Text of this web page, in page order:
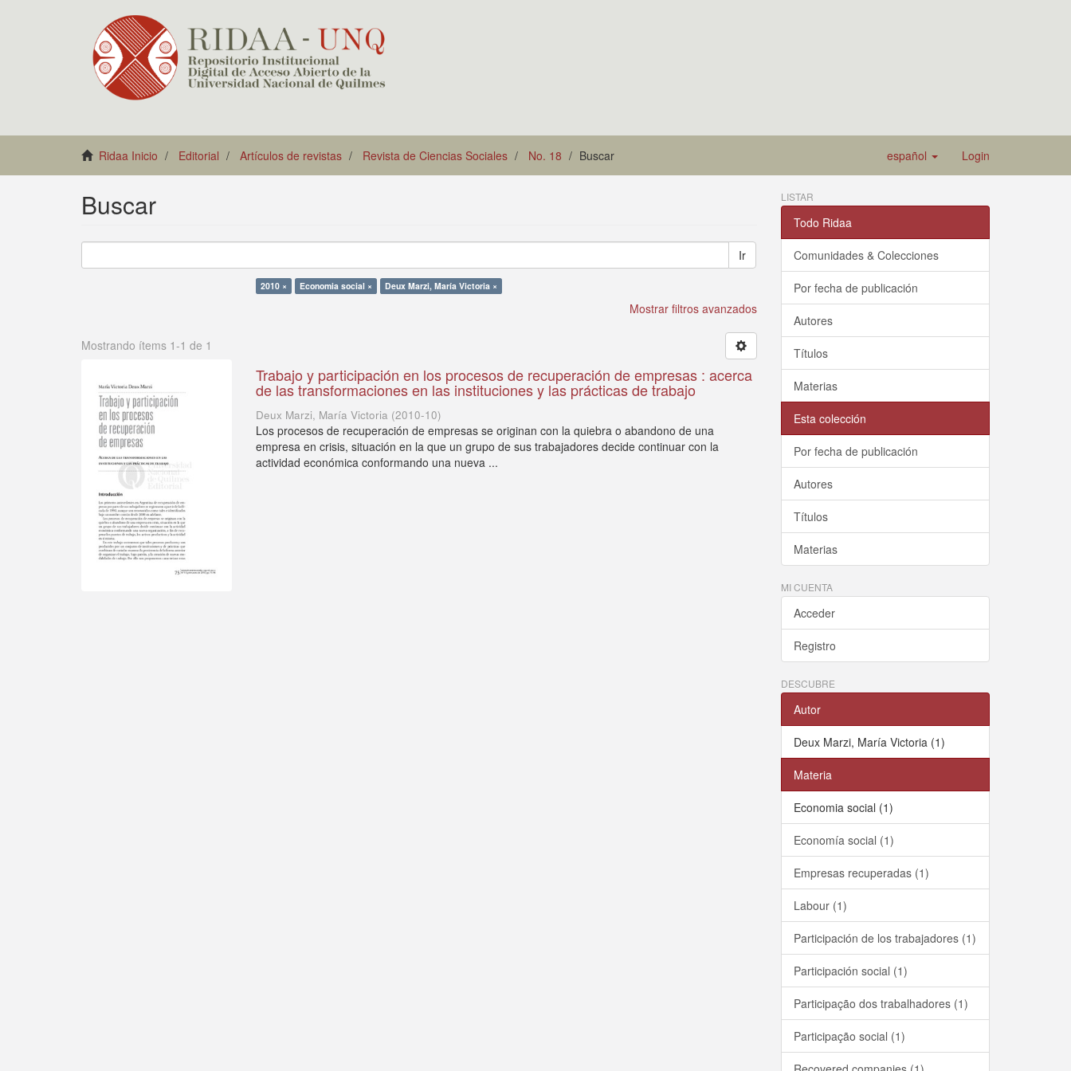
Ridaa Inicio Editorial Artículos de revistas Revista de Ciencias Sociales No. 18 Buscar español Login
Buscar
Ir
2010 × Economia social × Deux Marzi, María Victoria ×
Mostrar filtros avanzados
Mostrando ítems 1-1 de 1
Trabajo y participación en los procesos de recuperación de empresas : acerca
de las transformaciones en las instituciones y las prácticas de trabajo
Deux Marzi, María Victoria (2010-10)
Los procesos de recuperación de empresas se originan con la quiebra o abandono de una
empresa en crisis, situación en la que un grupo de sus trabajadores decide continuar con la
actividad económica conformando una nueva ...
LISTAR
Todo Ridaa
Comunidades & Colecciones
Por fecha de publicación
Autores
Títulos
Materias
Esta colección
Por fecha de publicación
Autores
Títulos
Materias
MI CUENTA
Acceder
Registro
DESCUBRE
Autor
Deux Marzi, María Victoria (1)
Materia
Economia social (1)
Economía social (1)
Empresas recuperadas (1)
Labour (1)
Participación de los trabajadores (1)
Participación social (1)
Participação dos trabalhadores (1)
Participação social (1)